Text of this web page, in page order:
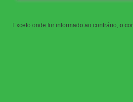
Exceto onde for informado ao contrário, o